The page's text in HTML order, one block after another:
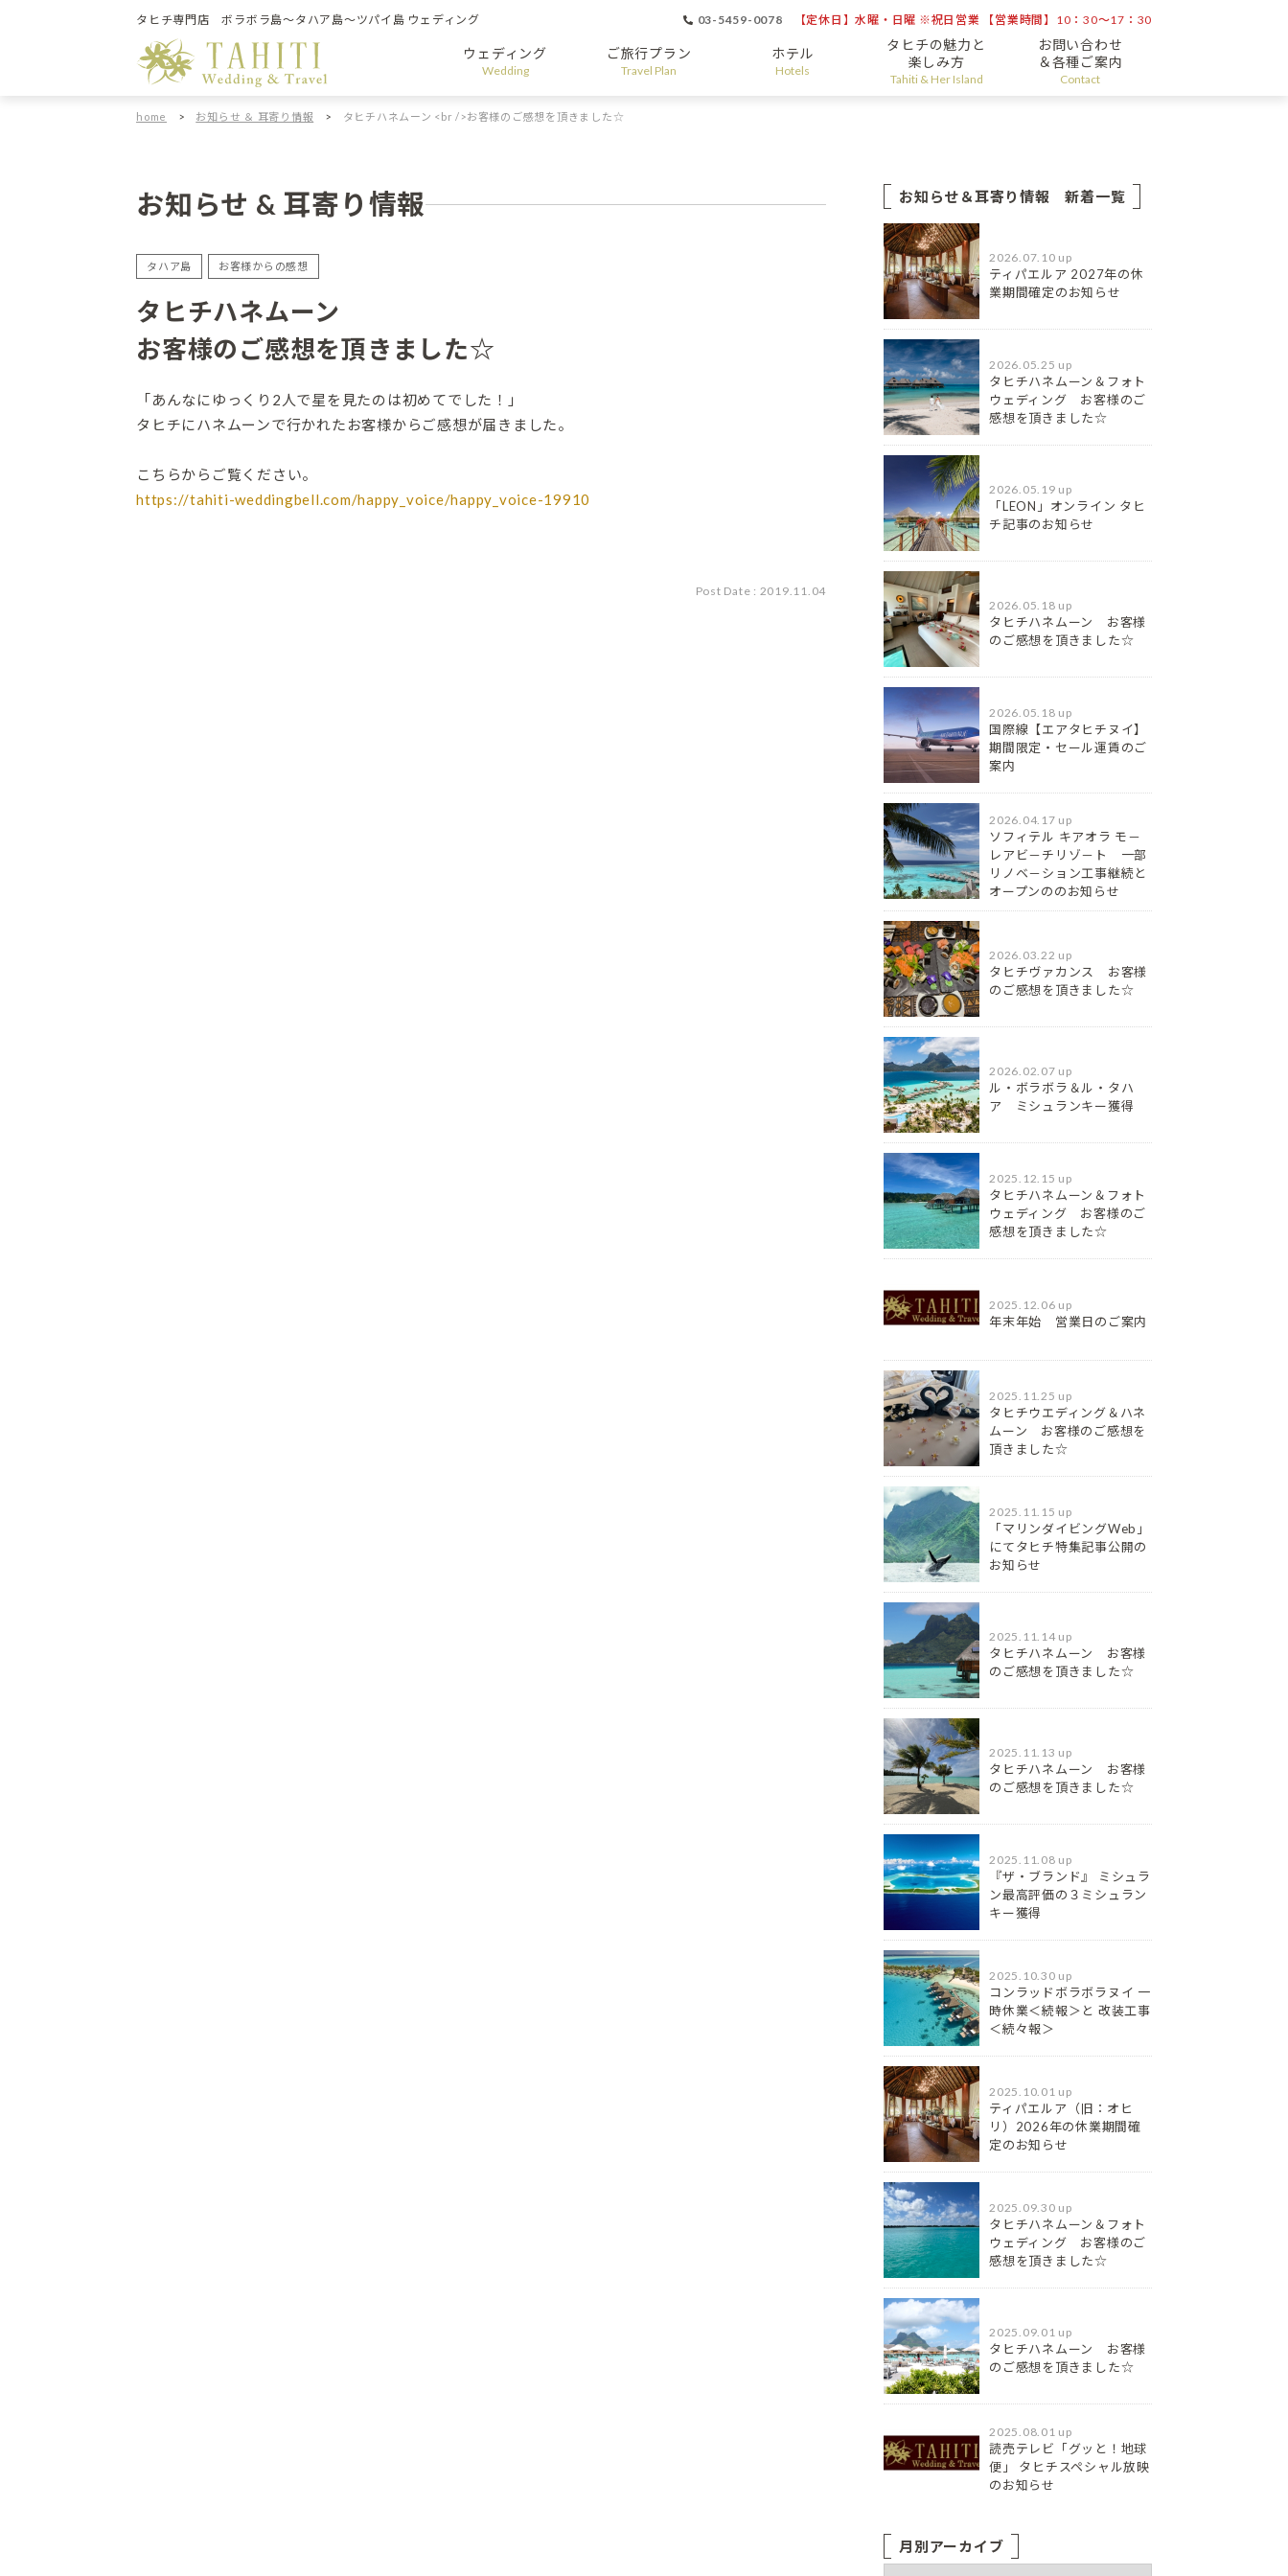
タヒチ専門店 ボラボラ島～タハア島～ツパイ島 ウェディング 03-5459-0078 【定休日】水曜・日曜 ※祝日営業 【営業時間】10：30～17：30
ウェディング
Wedding
ご旅行プラン
Travel Plan
ホテル
Hotels
タヒチの魅力と
楽しみ方
Tahiti & Her Island
お問い合わせ
＆各種ご案内
Contact
home > お知らせ ＆ 耳寄り情報 > タヒチハネムーン <br />お客様のご感想を頂きました☆
お知らせ & 耳寄り情報
タハア島 お客様からの感想
タヒチハネムーン
お客様のご感想を頂きました☆
「あんなにゆっくり2人で星を見たのは初めてでした！」
タヒチにハネムーンで行かれたお客様からご感想が届きました。
こちらからご覧ください。
https://tahiti-weddingbell.com/happy_voice/happy_voice-19910
Post Date : 2019.11.04
お知らせ＆耳寄り情報 新着一覧
2026.07.10 up
ティパエルア 2027年の休
業期間確定のお知らせ
2026.05.25 up
タヒチハネムーン＆フォト
ウェディング お客様のご
感想を頂きました☆
2026.05.19 up
「LEON」オンライン タヒ
チ記事のお知らせ
2026.05.18 up
タヒチハネムーン お客様
のご感想を頂きました☆
2026.05.18 up
国際線【エアタヒチヌイ】
期間限定・セール運賃のご
案内
2026.04.17 up
ソフィテル キアオラ モ－
レアビ－チリゾ－ト 一部
リノベ－ション工事継続と
オープンののお知らせ
2026.03.22 up
タヒチヴァカンス お客様
のご感想を頂きました☆
2026.02.07 up
ル・ボラボラ＆ル・タハ
ア ミシュランキー獲得
2025.12.15 up
タヒチハネムーン＆フォト
ウェディング お客様のご
感想を頂きました☆
2025.12.06 up
年末年始 営業日のご案内
2025.11.25 up
タヒチウエディング＆ハネ
ムーン お客様のご感想を
頂きました☆
2025.11.15 up
「マリンダイビングWeb」
にてタヒチ特集記事公開の
お知らせ
2025.11.14 up
タヒチハネムーン お客様
のご感想を頂きました☆
2025.11.13 up
タヒチハネムーン お客様
のご感想を頂きました☆
2025.11.08 up
『ザ・ブランド』 ミシュラ
ン最⾼評価の３ミシュラン
キー獲得
2025.10.30 up
コンラッドボラボラヌイ 一
時休業＜続報＞と 改装工事
＜続々報＞
2025.10.01 up
ティパエルア（旧：オヒ
リ）2026年の休業期間確
定のお知らせ
2025.09.30 up
タヒチハネムーン＆フォト
ウェディング お客様のご
感想を頂きました☆
2025.09.01 up
タヒチハネムーン お客様
のご感想を頂きました☆
2025.08.01 up
読売テレビ「グッと！地球
便」 タヒチスペシャル放映
のお知らせ
月別アーカイブ